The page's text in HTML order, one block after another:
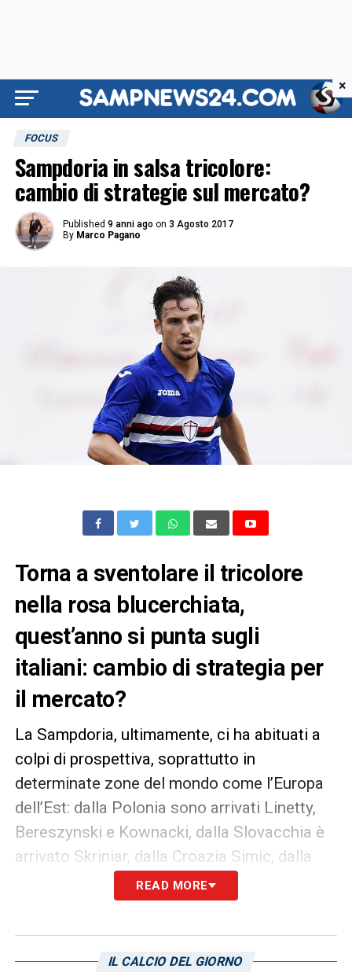
FOCUS
Sampdoria in salsa tricolore:
cambio di strategie sul mercato?
Published 9 anni ago on 3 Agosto 2017
By Marco Pagano
Torna a sventolare il tricolore
nella rosa blucerchiata,
quest’anno si punta sugli
italiani: cambio di strategia per
il mercato?
La Sampdoria, ultimamente, ci ha abituati a
colpi di prospettiva, soprattutto in
determinate zone del mondo come l’Europa
dell’Est: dalla Polonia sono arrivati Linetty,
Bereszynski e Kownacki, dalla Slovacchia è
arrivato Skriniar, dalla Croazia Simic, dalla
Repubblica Ceca Schick. L’acquisto di
giocatori provenienti da campionati di
perché permette di spendere meno,
READ MORE
IL CALCIO DEL GIORNO
×